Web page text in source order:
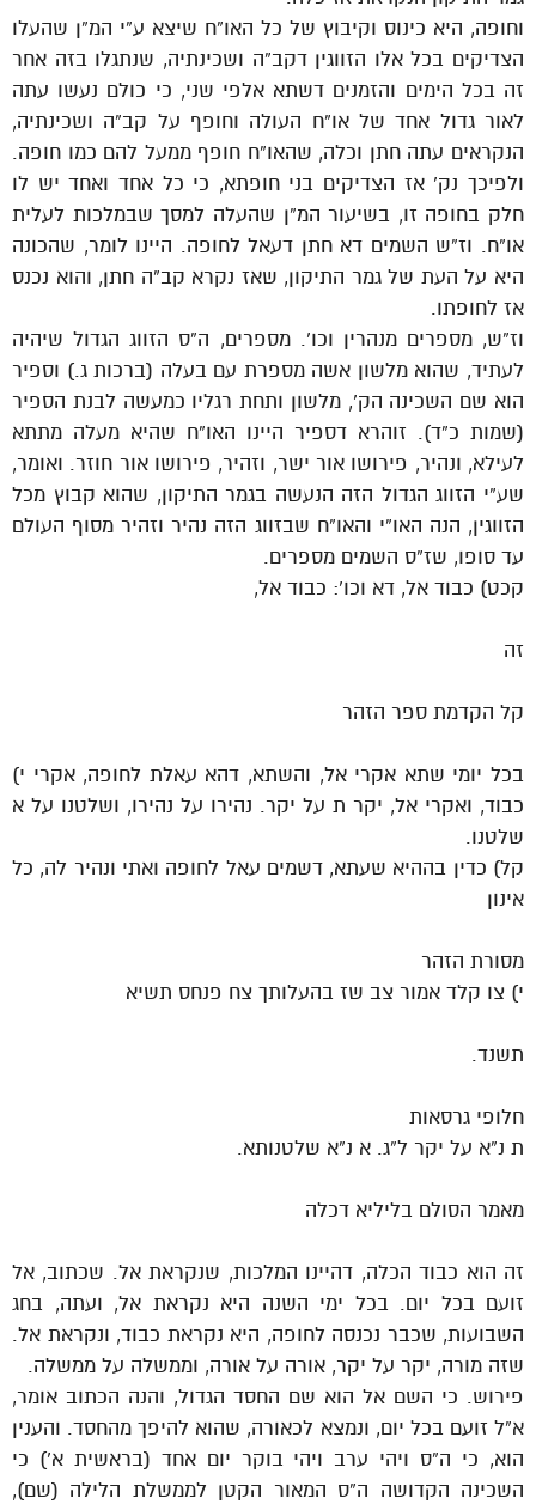
וחופה, היא כינוס וקיבוץ של כל האו”ח שיצא ע”י המ”ן שהעלו
הצדיקים בכל אלו הזווגין דקב”ה ושכינתיה, שנתגלו בזה אחר
זה בכל הימים והזמנים דשתא אלפי שני, כי כולם נעשו עתה
לאור גדול אחד של או”ח העולה וחופף על קב”ה ושכינתיה,
הנקראים עתה חתן וכלה, שהאו”ח חופף ממעל להם כמו חופה.
ולפיכך נק’ אז הצדיקים בני חופתא, כי כל אחד ואחד יש לו
חלק בחופה זו, בשיעור המ”ן שהעלה למסך שבמלכות לעלית
או”ח. וז”ש השמים דא חתן דעאל לחופה. היינו לומר, שהכונה
היא על העת של גמר התיקון, שאז נקרא קב”ה חתן, והוא נכנס
אז לחופתו.
וז”ש, מספרים מנהרין וכו’. מספרים, ה”ס הזווג הגדול שיהיה
לעתיד, שהוא מלשון אשה מספרת עם בעלה (ברכות ג.) וספיר
הוא שם השכינה הק’, מלשון ותחת רגליו כמעשה לבנת הספיר
(שמות כ”ד). זוהרא דספיר היינו האו”ח שהיא מעלה מתתא
לעילא, ונהיר, פירושו אור ישר, וזהיר, פירושו אור חוזר. ואומר,
שע”י הזווג הגדול הזה הנעשה בגמר התיקון, שהוא קבוץ מכל
הזווגין, הנה האו”י והאו”ח שבזווג הזה נהיר וזהיר מסוף העולם
עד סופו, שז”ס השמים מספרים.
קכט) כבוד אל, דא וכו’: כבוד אל,
זה
קל הקדמת ספר הזהר
בכל יומי שתא אקרי אל, והשתא, דהא עאלת לחופה, אקרי י)
כבוד, ואקרי אל, יקר ת על יקר. נהירו על נהירו, ושלטנו על א
שלטנו.
קל) כדין בההיא שעתא, דשמים עאל לחופה ואתי ונהיר לה, כל
אינון
מסורת הזהר
י) צו קלד אמור צב שז בהעלותך צח פנחס תשיא
תשנד.
חלופי גרסאות
ת נ”א על יקר ל”ג. א נ”א שלטנותא.
מאמר הסולם בליליא דכלה
זה הוא כבוד הכלה, דהיינו המלכות, שנקראת אל. שכתוב, אל
זועם בכל יום. בכל ימי השנה היא נקראת אל, ועתה, בחג
השבועות, שכבר נכנסה לחופה, היא נקראת כבוד, ונקראת אל.
שזה מורה, יקר על יקר, אורה על אורה, וממשלה על ממשלה.
פירוש. כי השם אל הוא שם החסד הגדול, והנה הכתוב אומר,
א”ל זועם בכל יום, ונמצא לכאורה, שהוא להיפך מהחסד. והענין
הוא, כי ה”ס ויהי ערב ויהי בוקר יום אחד (בראשית א’) כי
השכינה הקדושה ה”ס המאור הקטן לממשלת הלילה (שם),